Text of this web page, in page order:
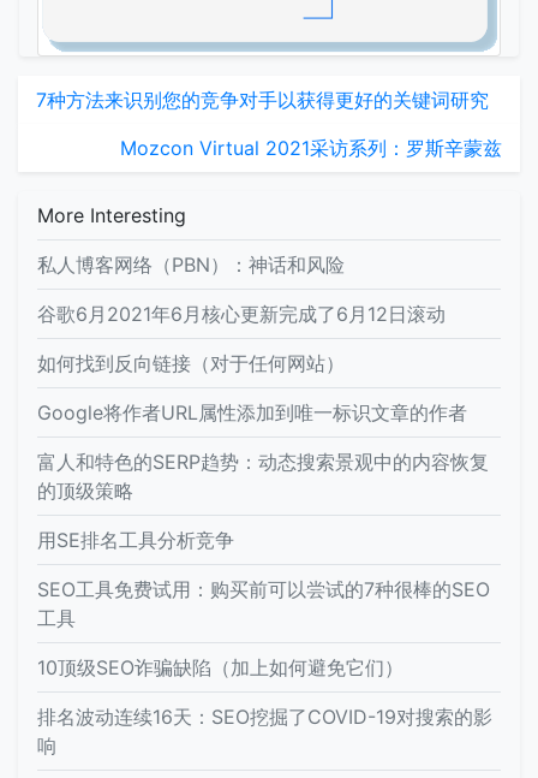
7种方法来识别您的竞争对手以获得更好的关键词研究
Mozcon Virtual 2021采访系列：罗斯辛蒙兹
More Interesting
私人博客网络（PBN）：神话和风险
谷歌6月2021年6月核心更新完成了6月12日滚动
如何找到反向链接（对于任何网站）
Google将作者URL属性添加到唯一标识文章的作者
富人和特色的SERP趋势：动态搜索景观中的内容恢复
的顶级策略
用SE排名工具分析竞争
SEO工具免费试用：购买前可以尝试的7种很棒的SEO
工具
10顶级SEO诈骗缺陷（加上如何避免它们）
排名波动连续16天：SEO挖掘了COVID-19对搜索的影
响